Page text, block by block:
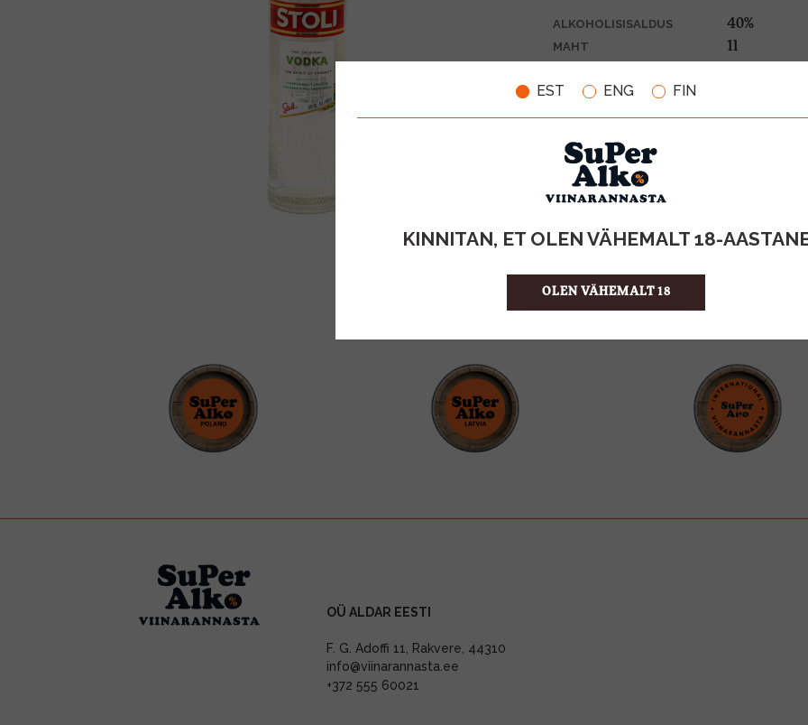
EST ENG FIN
KINNITAN, ET OLEN VÄHEMALT 18-
OLEN VÄHEMALT 18
ALKOHOLISISALDUS 40%
MAHT 1l
TOOTE LIIK
ÜHIKU HIND
KOGUS KASTIS
OÜ ALDAR EESTI
F. G. Adoffi 11, Rakvere, 44310
info@viinarannasta.ee
+372 555 60021